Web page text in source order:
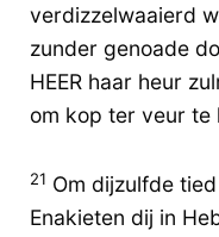
verdizzelwaaierd
zunder genoade
HEER haar heur
om kop ter veur te
21 Om dijzulfde
Enakieten dij in